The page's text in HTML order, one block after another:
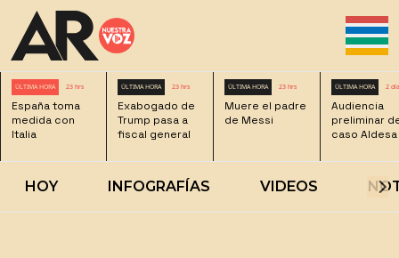
ÚLTIMA HORA 23 hrs
España toma
medida con
Italia
ÚLTIMA HORA 23 hrs
Exabogado de
Trump pasa a
fiscal general
ÚLTIMA HORA 23 hrs
Muere el padre
de Messi
ÚLTIMA HORA 2
Audiencia
preliminar
caso Aldesa
HOY INFOGRAFÍAS VIDEOS